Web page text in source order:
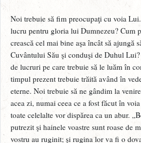
Noi trebuie să fim preocupaţi cu voia
lucru pentru gloria lui Dumnezeu? Cum
crească cel mai bine aşa încât să ajungă
Cuvântului Său şi conduşi de Duhul
de lucruri pe care trebuie să le luăm în
timpul prezent trebuie trăită având în
eterne. Noi trebuie să ne gândim la
acea zi, numai ceea ce a fost făcut în
toate celelalte vor dispărea ca un abur.
putrezit şi hainele voastre sunt roase de
vostru au ruginit; şi rugina lor va fi o